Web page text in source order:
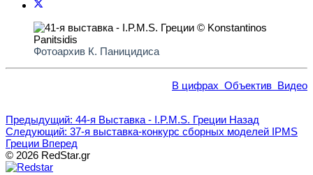
Фотоархив К. Паницидиса
В цифрах Объектив Видео
Предыдущий: 44-я Выставка - I.P.M.S. Греции Назад
Следующий: 37-я выставка-конкурс сборных моделей IPMS
Греции Вперед
© 2026 RedStar.gr